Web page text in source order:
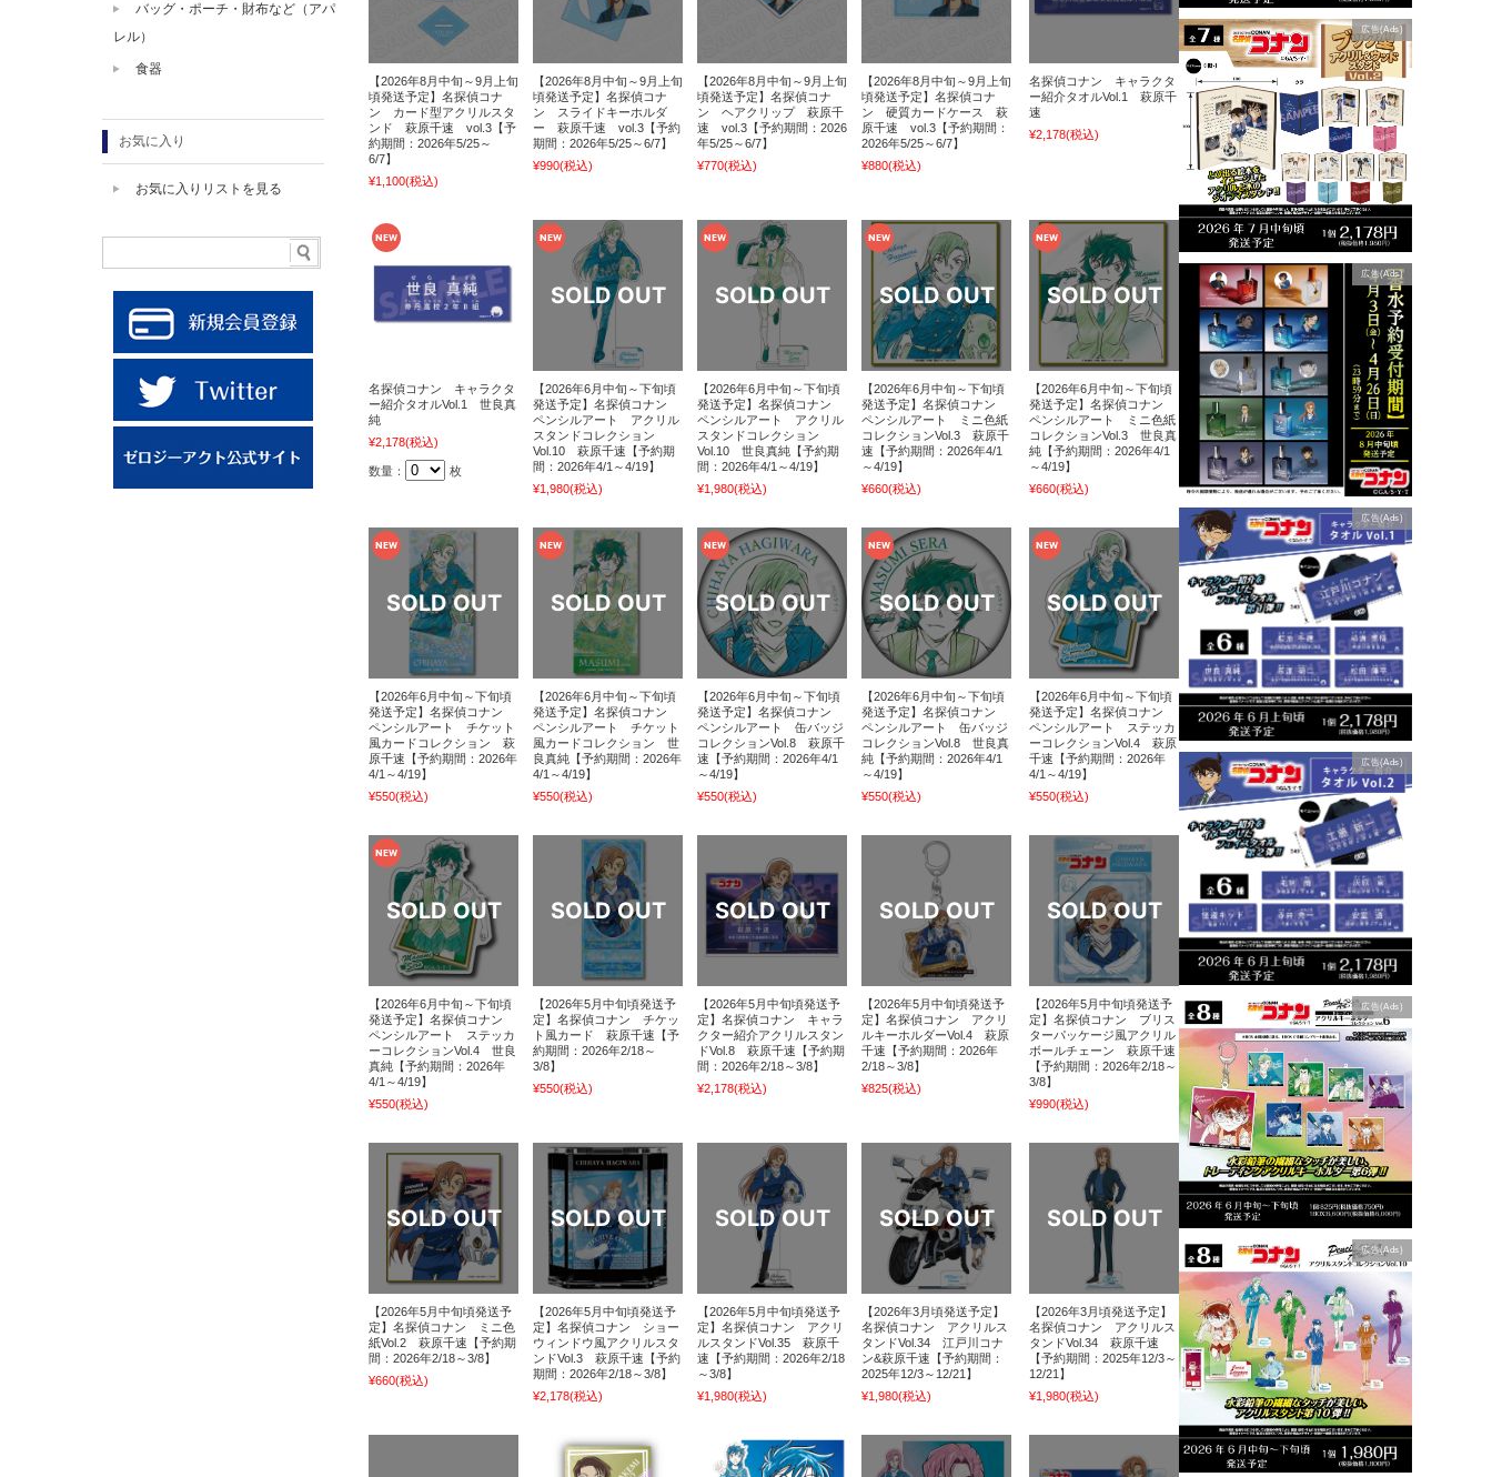
広告(Ads)
広告(Ads)
広告(Ads)
広告(Ads)
広告(Ads)
広告(Ads)
【2026年8月中旬～9月上旬
頃発送予定】名探偵コナ
ン カード型アクリルスタ
ンド 萩原千速 vol.3【予
約期間：2026年5/25～
6/7】
¥1,100(税込)
【2026年8月中旬～9月上旬
頃発送予定】名探偵コナ
ン スライドキーホルダ
ー 萩原千速 vol.3【予約
期間：2026年5/25～6/7】
¥990(税込)
【2026年8月中旬～9月上旬
頃発送予定】名探偵コナ
ン ヘアクリップ 萩原千
速 vol.3【予約期間：2026
年5/25～6/7】
¥770(税込)
【2026年8月中旬～9月上旬
頃発送予定】名探偵コナ
ン 硬質カードケース 萩
原千速 vol.3【予約期間：
2026年5/25～6/7】
¥880(税込)
名探偵コナン キャラクタ
ー紹介タオルVol.1 萩原千
速
¥2,178(税込)
名探偵コナン キャラクタ
ー紹介タオルVol.1 世良真
純
¥2,178(税込)
数量： 枚
【2026年6月中旬～下旬頃
発送予定】名探偵コナン
ペンシルアート アクリル
スタンドコレクション
Vol.10 萩原千速【予約期
間：2026年4/1～4/19】
¥1,980(税込)
【2026年6月中旬～下旬頃
発送予定】名探偵コナン
ペンシルアート アクリル
スタンドコレクション
Vol.10 世良真純【予約期
間：2026年4/1～4/19】
¥1,980(税込)
【2026年6月中旬～下旬頃
発送予定】名探偵コナン
ペンシルアート ミニ色紙
コレクションVol.3 萩原千
速【予約期間：2026年4/1
～4/19】
¥660(税込)
【2026年6月中旬～下旬頃
発送予定】名探偵コナン
ペンシルアート ミニ色紙
コレクションVol.3 世良真
純【予約期間：2026年4/1
～4/19】
¥660(税込)
【2026年6月中旬～下旬頃
発送予定】名探偵コナン
ペンシルアート チケット
風カードコレクション 萩
原千速【予約期間：2026年
4/1～4/19】
¥550(税込)
【2026年6月中旬～下旬頃
発送予定】名探偵コナン
ペンシルアート チケット
風カードコレクション 世
良真純【予約期間：2026年
4/1～4/19】
¥550(税込)
【2026年6月中旬～下旬頃
発送予定】名探偵コナン
ペンシルアート 缶バッジ
コレクションVol.8 萩原千
速【予約期間：2026年4/1
～4/19】
¥550(税込)
【2026年6月中旬～下旬頃
発送予定】名探偵コナン
ペンシルアート 缶バッジ
コレクションVol.8 世良真
純【予約期間：2026年4/1
～4/19】
¥550(税込)
【2026年6月中旬～下旬頃
発送予定】名探偵コナン
ペンシルアート ステッカ
ーコレクションVol.4 萩原
千速【予約期間：2026年
4/1～4/19】
¥550(税込)
【2026年6月中旬～下旬頃
発送予定】名探偵コナン
ペンシルアート ステッカ
ーコレクションVol.4 世良
真純【予約期間：2026年
4/1～4/19】
¥550(税込)
【2026年5月中旬頃発送予
定】名探偵コナン チケッ
ト風カード 萩原千速【予
約期間：2026年2/18～
3/8】
¥550(税込)
【2026年5月中旬頃発送予
定】名探偵コナン キャラ
クター紹介アクリルスタン
ドVol.8 萩原千速【予約期
間：2026年2/18～3/8】
¥2,178(税込)
【2026年5月中旬頃発送予
定】名探偵コナン アクリ
ルキーホルダーVol.4 萩原
千速【予約期間：2026年
2/18～3/8】
¥825(税込)
【2026年5月中旬頃発送予
定】名探偵コナン ブリス
ターパッケージ風アクリル
ボールチェーン 萩原千速
【予約期間：2026年2/18～
3/8】
¥990(税込)
【2026年5月中旬頃発送予
定】名探偵コナン ミニ色
紙Vol.2 萩原千速【予約期
間：2026年2/18～3/8】
¥660(税込)
【2026年5月中旬頃発送予
定】名探偵コナン ショー
ウィンドウ風アクリルスタ
ンドVol.3 萩原千速【予約
期間：2026年2/18～3/8】
¥2,178(税込)
【2026年5月中旬頃発送予
定】名探偵コナン アクリ
ルスタンドVol.35 萩原千
速【予約期間：2026年2/18
～3/8】
¥1,980(税込)
【2026年3月頃発送予定】
名探偵コナン アクリルス
タンドVol.34 江戸川コナ
ン&萩原千速【予約期間：
2025年12/3～12/21】
¥1,980(税込)
【2026年3月頃発送予定】
名探偵コナン アクリルス
タンドVol.34 萩原千速
【予約期間：2025年12/3～
12/21】
¥1,980(税込)
バッグ・ポーチ・財布など（アパ
レル）
食器
お気に入り
お気に入りリストを見る